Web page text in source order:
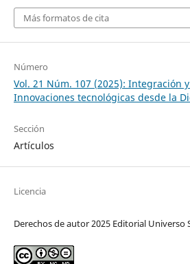
Más formatos de cita
Número
Vol. 21 Núm. 107 (2025): Integración
Innovaciones tecnológicas desde la
Sección
Artículos
Licencia
Derechos de autor 2025 Editorial Universo